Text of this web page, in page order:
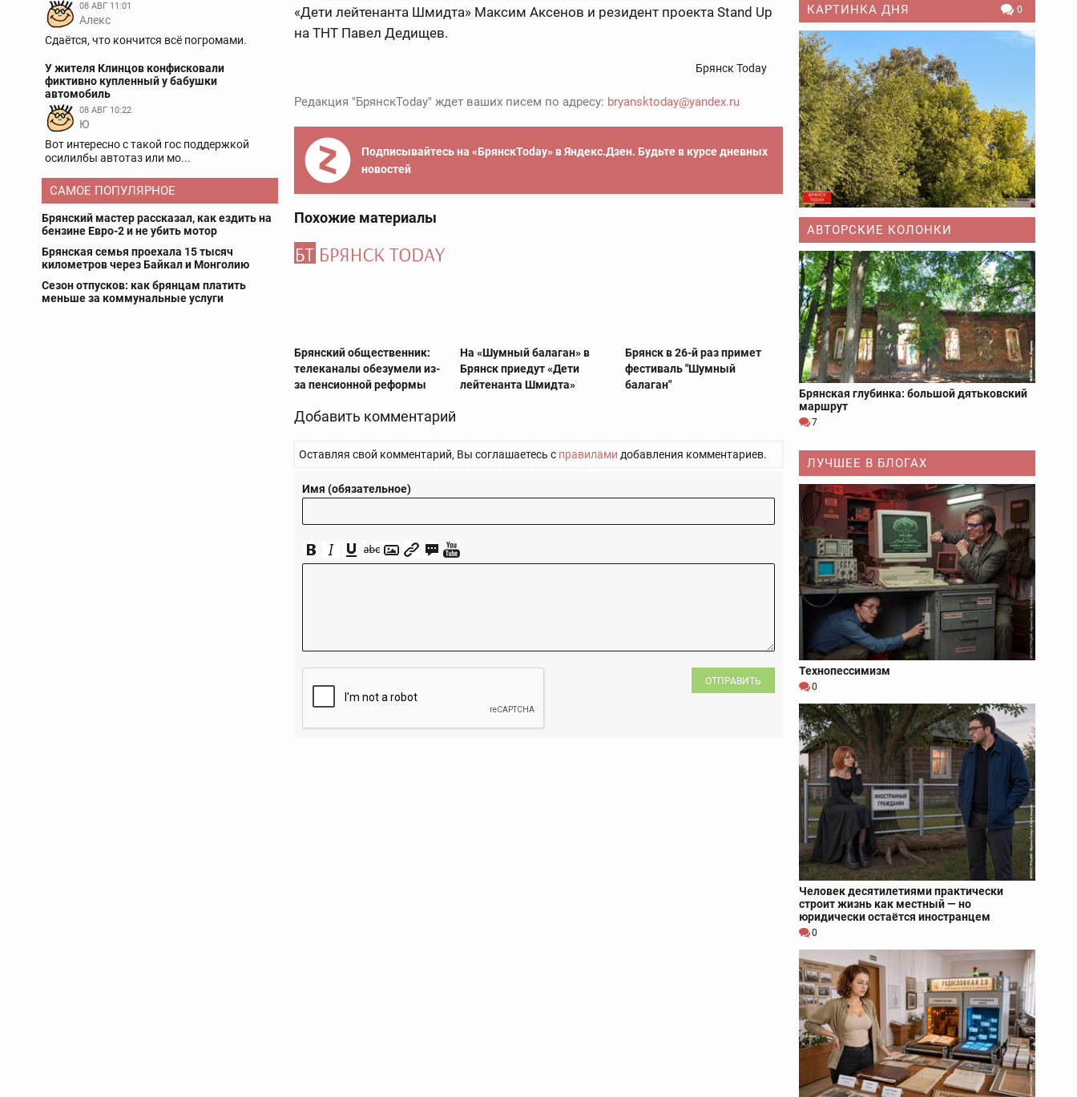
08 АВГ 11:01
Aлекс
Сдаётся, что кончится всё погромами.
У жителя Клинцов конфисковали
фиктивно купленный у бабушки
автомобиль
08 АВГ 10:22
Ю
Вот интересно с такой гос поддержкой
осилилбы автотаз или мо...
САМОЕ ПОПУЛЯРНОЕ
Брянский мастер рассказал, как ездить на
бензине Евро-2 и не убить мотор
Брянская семья проехала 15 тысяч
километров через Байкал и Монголию
Сезон отпусков: как брянцам платить
меньше за коммунальные услуги
«Дети лейтенанта Шмидта» Максим Аксенов и резидент проекта Stand Up
на ТНТ Павел Дедищев.
Брянск Today
Редакция "БрянскToday" ждет ваших писем по адресу: bryansktoday@yandex.ru
Подписывайтесь на «БрянскToday» в Яндекс.Дзен. Будьте в курсе дневных
новостей
Похожие материалы
Брянский общественник:
телеканалы обезумели из-
за пенсионной реформы
На «Шумный балаган» в
Брянск приедут «Дети
лейтенанта Шмидта»
Брянск в 26-й раз примет
фестиваль "Шумный
балаган"
Добавить комментарий
Оставляя свой комментарий, Вы соглашаетесь с правилами добавления комментариев.
Имя (обязательное)
ОТПРАВИТЬ
КАРТИНКА ДНЯ 0
АВТОРСКИЕ КОЛОНКИ
Брянская глубинка: большой дятьковский
маршрут
7
ЛУЧШЕЕ В БЛОГАХ
Технопессимизм
0
Человек десятилетиями практически
строит жизнь как местный — но
юридически остаётся иностранцем
0